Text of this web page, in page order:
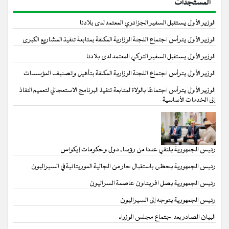
المستجدات
الوزير الأول يستقبل السفير الجزائري المعتمد لدى بلادنا
الوزير الأول يترأس اجتماع اللجنة الوزارية المكلفة بمتابعة تنفيذ المشاريع الكبرى
الوزير الأول يستقبل السفير التركي المعتمد لدى بلادنا
الوزير الأول يترأس اجتماع اللجنة الوزارية المكلفة بتأهيل وتصنيف المؤسسات
الوزير الأول يترأس اجتماعًا بالولاة لمتابعة تنفيذ البرنامج الاستعجالي لتعميم النفاذ
إلى الخدمات الأساسية
رئيس الجمهورية يلتقي عددا من رؤساء دول وحكومات إيكواس
رئيس الجمهورية يحظى باستقبال حار من الجالية الموريتانية في السيراليون
رئيس الجمهورية يصل افريتاون عاصمة السراليون
رئيس الجمهورية يتوجه إلى السيراليون
البيان الصادر بعد اجتماع مجلس الوزراء